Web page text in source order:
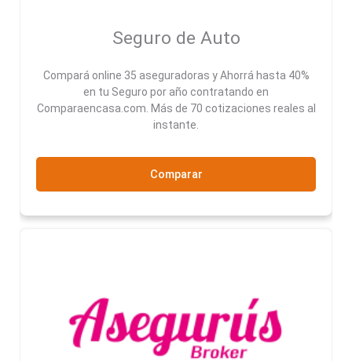
Seguro de Auto
Compará online 35 aseguradoras y Ahorrá hasta 40%
en tu Seguro por año contratando en
Comparaencasa.com. Más de 70 cotizaciones reales al
instante.
Comparar